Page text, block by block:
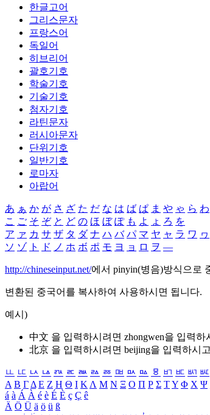
한글고어
그리스문자
프랑스어
독일어
히브리어
괄호기호
학술기호
기술기호
첨자기호
라틴문자
러시아문자
단위기호
일반기호
로마자
아랍어
あ ぁ か が さ ざ た だ な は ば ぱ ま や ゃ ら わ
こ ご そ ぞ と ど の ほ ぼ ぽ も よ ょ ろ を
ア ァ カ サ ザ タ ダ ナ ハ バ パ マ ヤ ャ ラ ワ ヮ
ソ ゾ ト ド ノ ホ ボ ポ モ ヨ ョ ロ ヲ ―
http://chineseinput.net/에서 pinyin(병음)방식으로
변환된 중국어를 복사하여 사용하시면 됩니다.
예시)
中文 을 입력하시려면 zhongwen을 입력하
北京 을 입력하시려면 beijing을 입력하시
ㅥ ㅦ ㅧ ㅨ ㅩ ㅪ ㅫ ㅬ ㅭ ㅮ ㅯ ㅰ ㅱ ㅲ ㅳ ㅴ ㅵ
Α Β ΓΔ Ε Ζ Η Θ Ι ΚΛ Μ Ν Ξ Ο Π Ρ Σ ΤΥ Φ Χ Ψ
á à Á À é è É È ç Ç ê
Ä Ö Ü ä ö ü ß